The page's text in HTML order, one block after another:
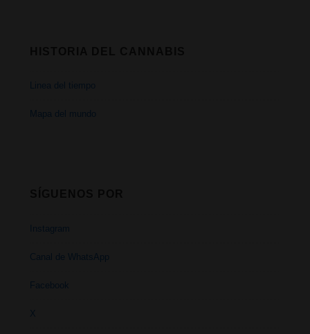
Linea del tiempo
Mapa del mundo
Instagram
Canal de WhatsApp
Facebook
X